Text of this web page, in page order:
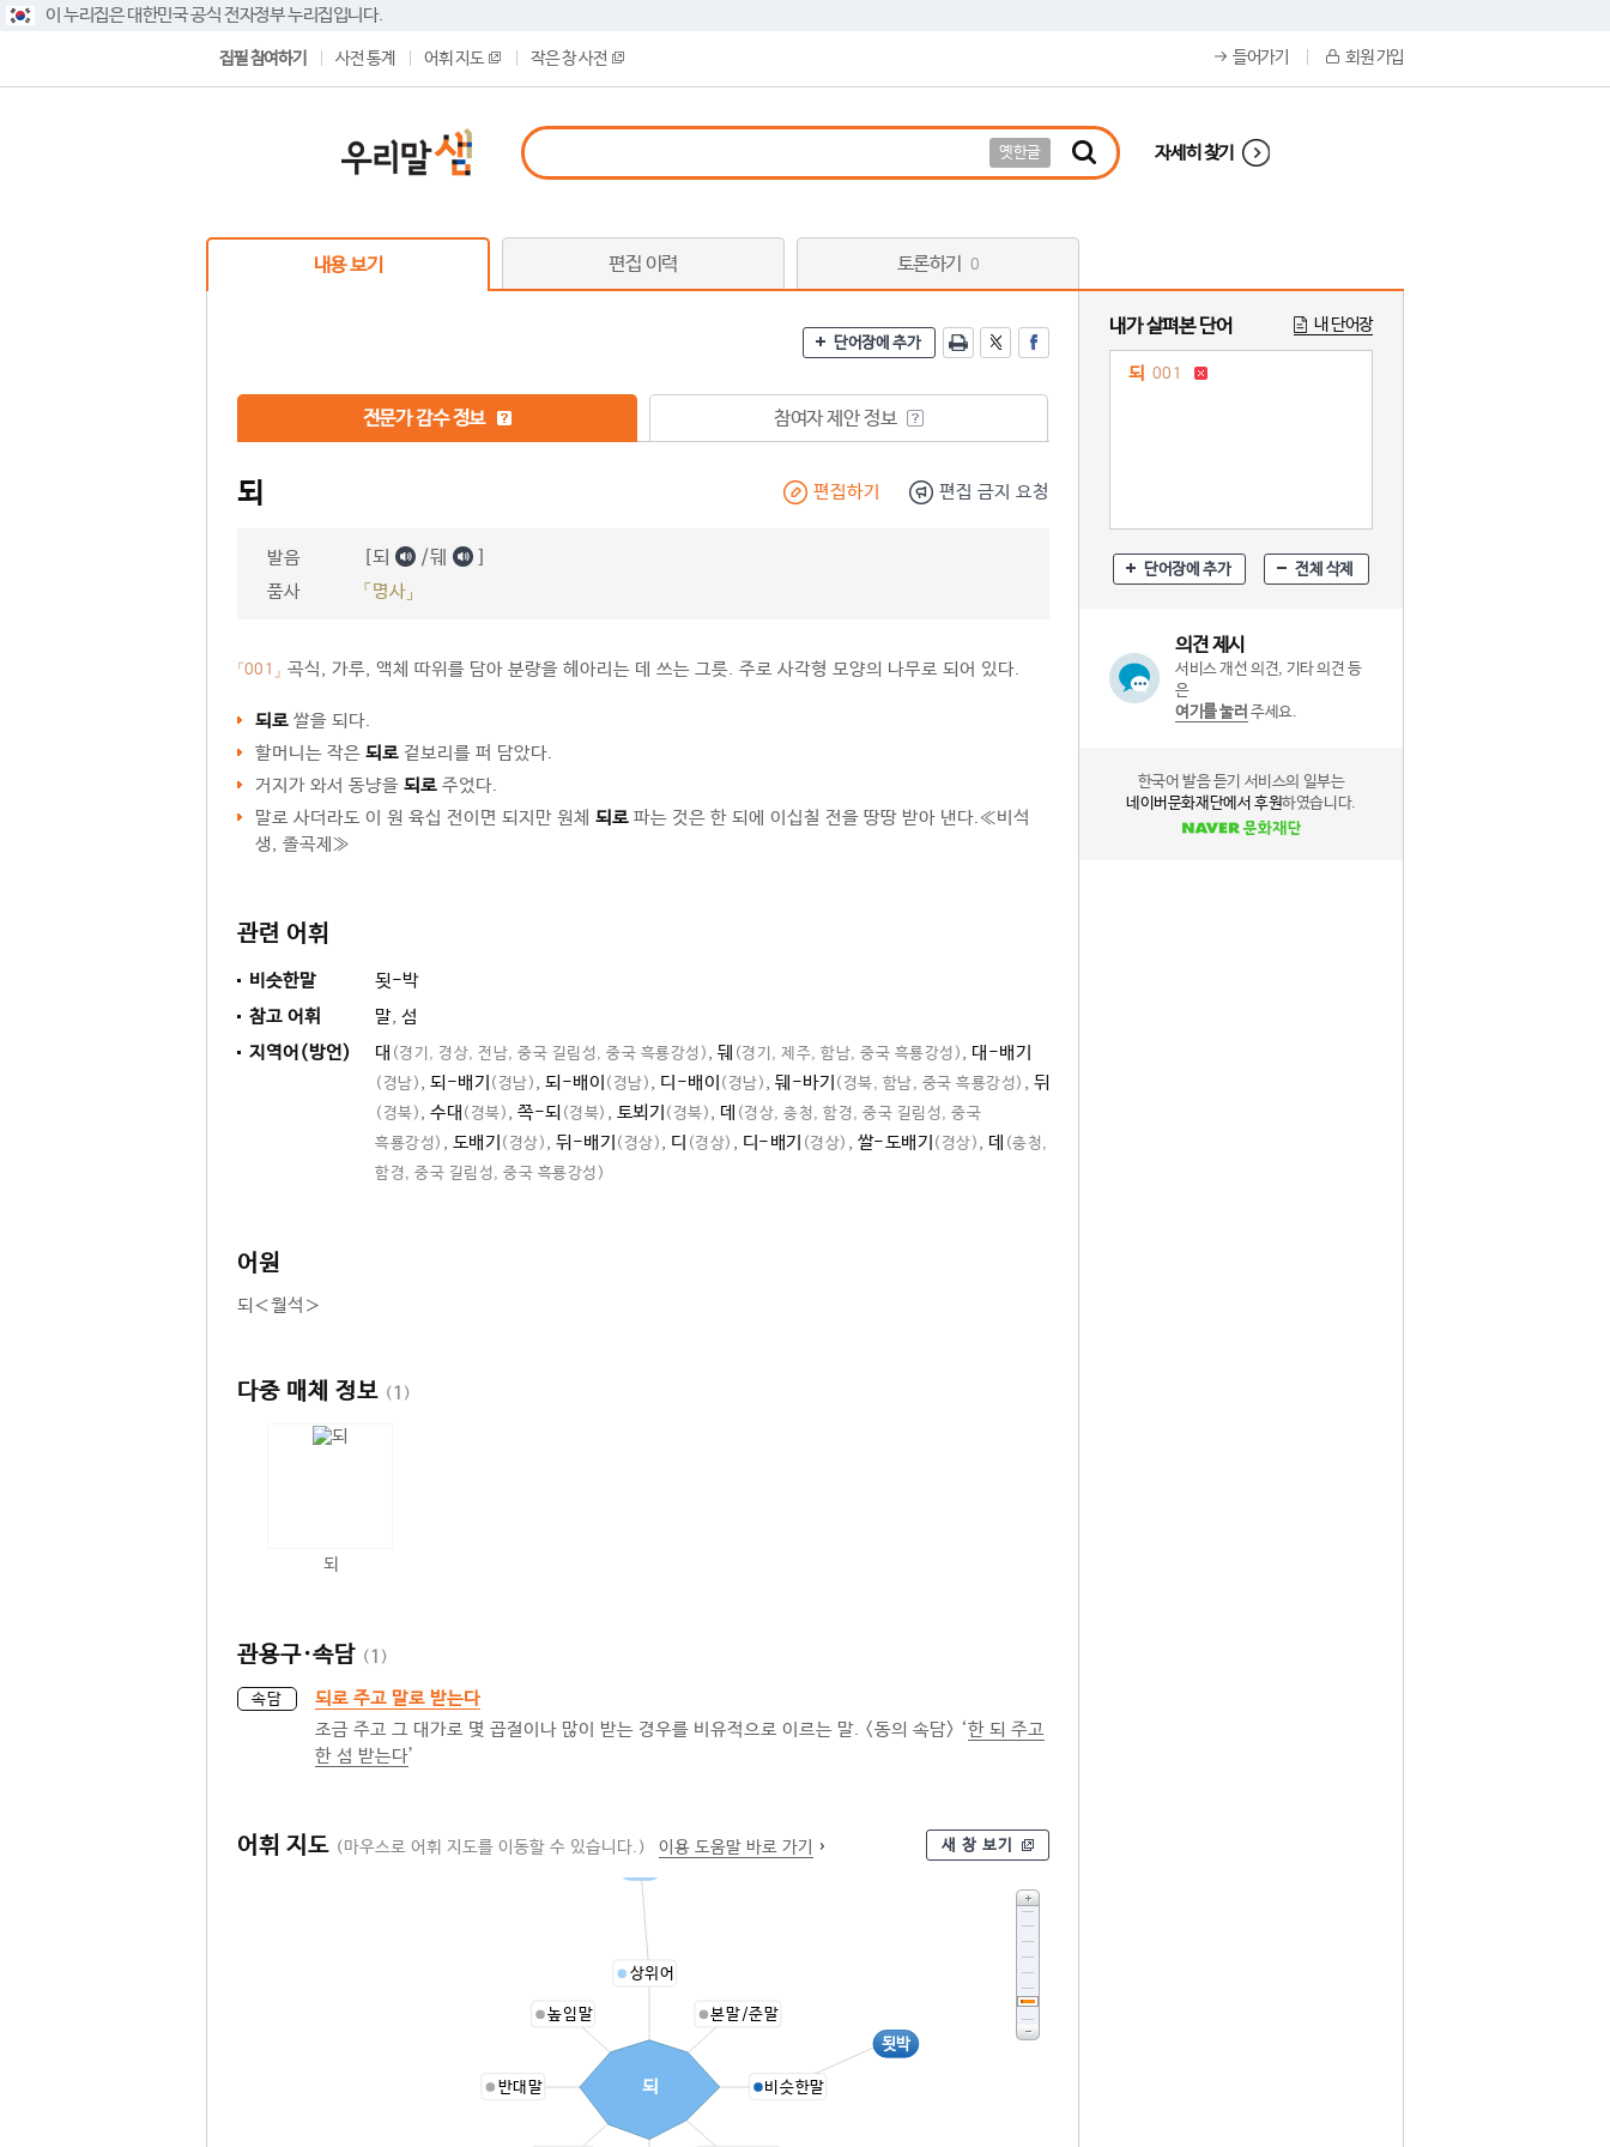
이 누리집은 대한민국 공식 전자정부 누리집입니다.
집필 참여하기 사전 통계 어휘 지도 작은 창 사전 들어가기 회원 가입
옛한글 자세히 찾기
내용 보기 편집 이력 토론하기 0
단어장에 추가
전문가 감수 정보 참여자 제안 정보
되 편집하기 편집 금지 요청
발음 [되 /뒈 ]
품사 「명사」
「001」 곡식, 가루, 액체 따위를 담아 분량을 헤아리는 데 쓰는 그릇. 주로 사각형 모양의 나무로 되어 있다.
되로 쌀을 되다.
할머니는 작은 되로 겉보리를 퍼 담았다.
거지가 와서 동냥을 되로 주었다.
말로 사더라도 이 원 육십 전이면 되지만 원체 되로 파는 것은 한 되에 이십칠 전을 땅땅 받아 낸다.≪비석
생, 졸곡제≫
관련 어휘
비슷한말
됫-박
참고 어휘
말, 섬
지역어(방언)
대 (경기, 경상, 전남, 중국 길림성, 중국 흑룡강성) , 뒈 (경기, 제주, 함남, 중국 흑룡강성) , 대-배기
(경남) , 되-배기 (경남) , 되-배이 (경남) , 디-배이 (경남) , 뒈-바기 (경북, 함남, 중국 흑룡강성) , 뒤
(경북) , 수대 (경북) , 쪽-되 (경북) , 토뵈기 (경북) , 데 (경상, 충청, 함경, 중국 길림성, 중국
흑룡강성) , 도배기 (경상) , 뒤-배기 (경상) , 디 (경상) , 디-배기 (경상) , 쌀-도배기 (경상) , 데 (충청,
함경, 중국 길림성, 중국 흑룡강성)
어원
되＜월석＞
다중 매체 정보 (1 )
되
관용구·속담 (1 )
속담
되로 주고 말로 받는다
조금 주고 그 대가로 몇 곱절이나 많이 받는 경우를 비유적으로 이르는 말. <동의 속담> ‘한 되 주고
한 섬 받는다’
어휘 지도 (마우스로 어휘 지도를 이동할 수 있습니다.) 이용 도움말 바로 가기 새 창 보기
상위어
본말/준말
됫박
비슷한말
반대말
높임말
되
내가 살펴본 단어 내 단어장
되 001
단어장에 추가 전체 삭제
의견 제시
서비스 개선 의견, 기타 의견 등
은
여기를 눌러 주세요.
한국어 발음 듣기 서비스의 일부는
네이버문화재단에서 후원하였습니다.